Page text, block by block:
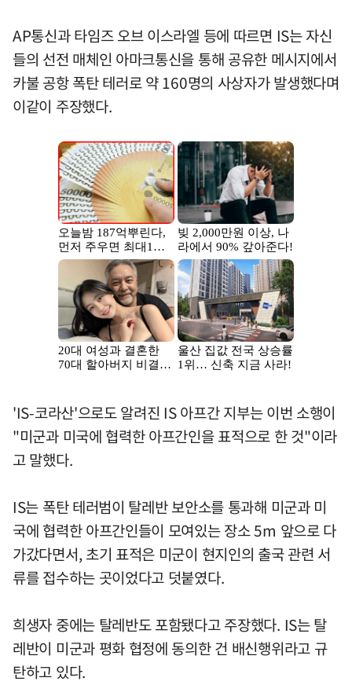
AP통신과 타임즈 오브 이스라엘 등에 따르면 IS는 자신
들의 선전 매체인 아마크통신을 통해 공유한 메시지에서
카불 공항 폭탄 테러로 약 160명의 사상자가 발생했다며
이같이 주장했다.
'IS-코라산'으로도 알려진 IS 아프간 지부는 이번 소행이
"미군과 미국에 협력한 아프간인을 표적으로 한 것"이라
고 말했다.
IS는 폭탄 테러범이 탈레반 보안소를 통과해 미군과 미
국에 협력한 아프간인들이 모여있는 장소 5m 앞으로 다
가갔다면서, 초기 표적은 미군이 현지인의 출국 관련 서
류를 접수하는 곳이었다고 덧붙였다.
희생자 중에는 탈레반도 포함됐다고 주장했다. IS는 탈
레반이 미군과 평화 협정에 동의한 건 배신행위라고 규
탄하고 있다.